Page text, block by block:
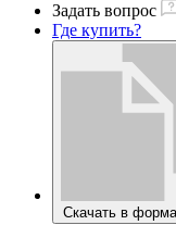
Задать вопрос
Где купить?
Скачать в